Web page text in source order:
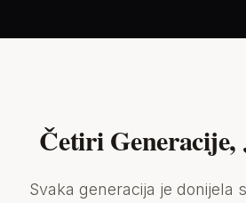
Četiri
Svaka generacija je donijela